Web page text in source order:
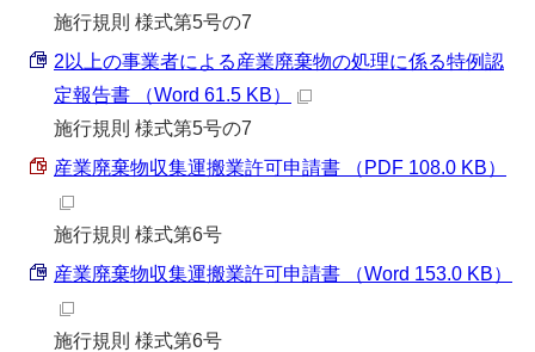
施行規則 様式第5号の7
2以上の事業者による産業廃棄物の処理に係る特例認
定報告書 （Word 61.5 KB）
施行規則 様式第5号の7
産業廃棄物収集運搬業許可申請書 （PDF 108.0 KB）
施行規則 様式第6号
産業廃棄物収集運搬業許可申請書 （Word 153.0 KB）
施行規則 様式第6号